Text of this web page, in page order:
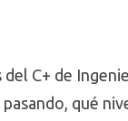
C+ de
qué